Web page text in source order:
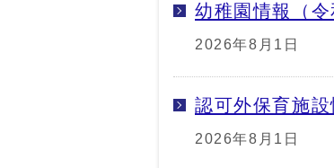
幼稚園情報（令
2026年8月1日
認可外保育施
2026年8月1日